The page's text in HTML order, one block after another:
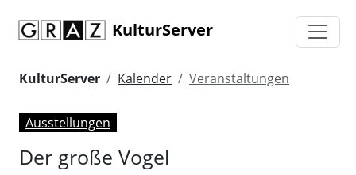
KulturServer
KulturServer Kalender Veranstaltungen
Ausstellungen
Der große Vogel